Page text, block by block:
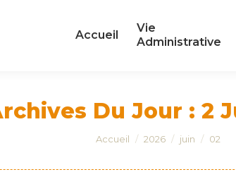
Accueil
Vie
Administrative
Du Jour : 2
Vous êtes ici :
Accueil 2026 juin 02
Accueil
Vie
Administrative